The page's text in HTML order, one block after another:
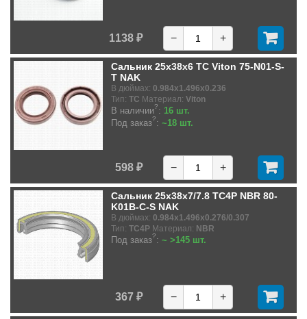
1138 ₽ − +
Сальник 25x38x6 TC Viton 75-N01-S-
T NAK
В дюймах: 0.984x1.496x0.236
Тип: TC Материал: Viton
В наличии?: 16 шт.
Под заказ?: ~18 шт.
598 ₽ − +
Сальник 25x38x7/7.8 TC4P NBR 80-
K01B-C-S NAK
В дюймах: 0.984x1.496x0.276/0.307
Тип: TC4P Материал: NBR
Под заказ?: ~ >145 шт.
367 ₽ − +